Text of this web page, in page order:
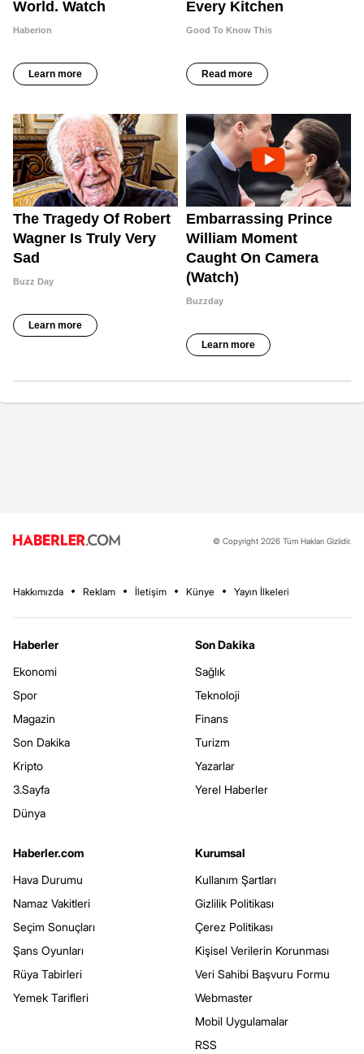
© Copyright 2026 Tüm Hakları Gizlidir.
Hakkımızda Reklam İletişim Künye Yayın İlkeleri
Haberler
Ekonomi
Spor
Magazin
Son Dakika
Kripto
3.Sayfa
Dünya
Son Dakika
Sağlık
Teknoloji
Finans
Turizm
Yazarlar
Yerel Haberler
Haberler.com
Hava Durumu
Namaz Vakitleri
Seçim Sonuçları
Şans Oyunları
Rüya Tabirleri
Yemek Tarifleri
Kurumsal
Kullanım Şartları
Gizlilik Politikası
Çerez Politikası
Kişisel Verilerin Korunması
Veri Sahibi Başvuru Formu
Webmaster
Mobil Uygulamalar
RSS